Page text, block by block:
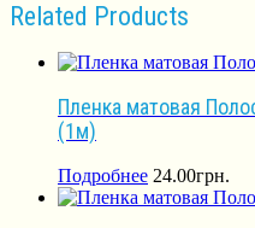
Related Products
Пленка матовая
(1м)
Подробнее 24.00грн.